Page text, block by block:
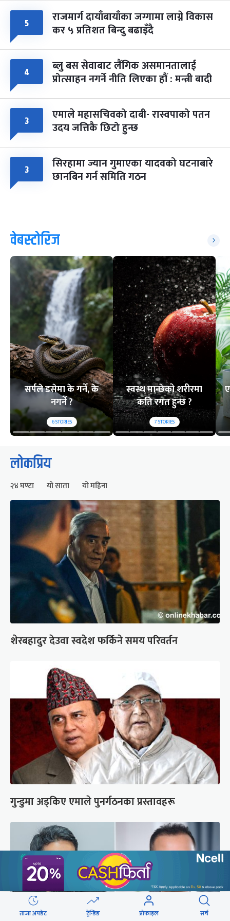
५ राजमार्ग दायाँबायाँका जग्गामा लाग्ने विकास
कर ५ प्रतिशत बिन्दु बढाइँदै
४ ब्लु बस सेवाबाट लैंगिक असमानतालाई
प्रोत्साहन नगर्ने नीति लिएका हौं : मन्त्री बादी
३ एमाले महासचिवको दाबी- रास्वपाको पतन
उदय जत्तिकै छिटो हुन्छ
३ सिरहामा ज्यान गुमाएका यादवको घटनाबारे
छानबिन गर्न समिति गठन
वेबस्टोरिज
सर्पले डसेमा के गर्ने, के
नगर्ने ?
6STORIES
स्वस्थ मान्छेको शरीरमा
कति रगत हुन्छ ?
7STORIES
लोकप्रिय
२४ घण्टा यो साता यो महिना
शेरबहादुर देउवा स्वदेश फर्किने समय परिवर्तन
गुन्डुमा अड्किए एमाले पुनर्गठनका प्रस्तावहरू
ताजा अपडेट ट्रेन्डिङ प्रोफाइल सर्च